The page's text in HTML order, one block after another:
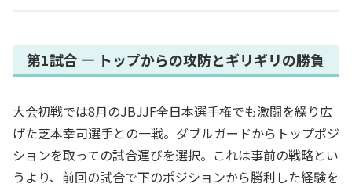
第1試合 ― トップからの攻防とギリギリの勝負
大会初戦では8月のJBJJF全日本選手権でも激闘を繰り広
げた芝本幸司選手との一戦。ダブルガードからトップポジ
ションを取っての試合運びを選択。これは事前の戦略とい
うより、前回の試合で下のポジションから勝利した経験を